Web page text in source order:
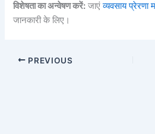
विशेषता का अन्वेषण करें: जाएंव्यवसाय
जानकारी के लिए।
PREVIOUS